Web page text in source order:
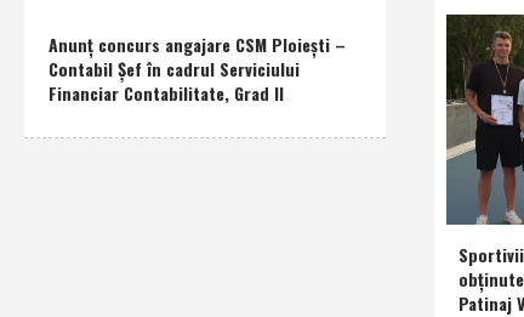
Anunţ concurs angajare CSM Ploieşti –
Contabil Şef în cadrul Serviciului
Financiar Contabilitate, Grad II
Patinaj